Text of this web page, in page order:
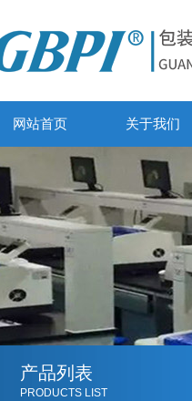
网站首页 关于我们
产品列表
PRODUCTS LIST